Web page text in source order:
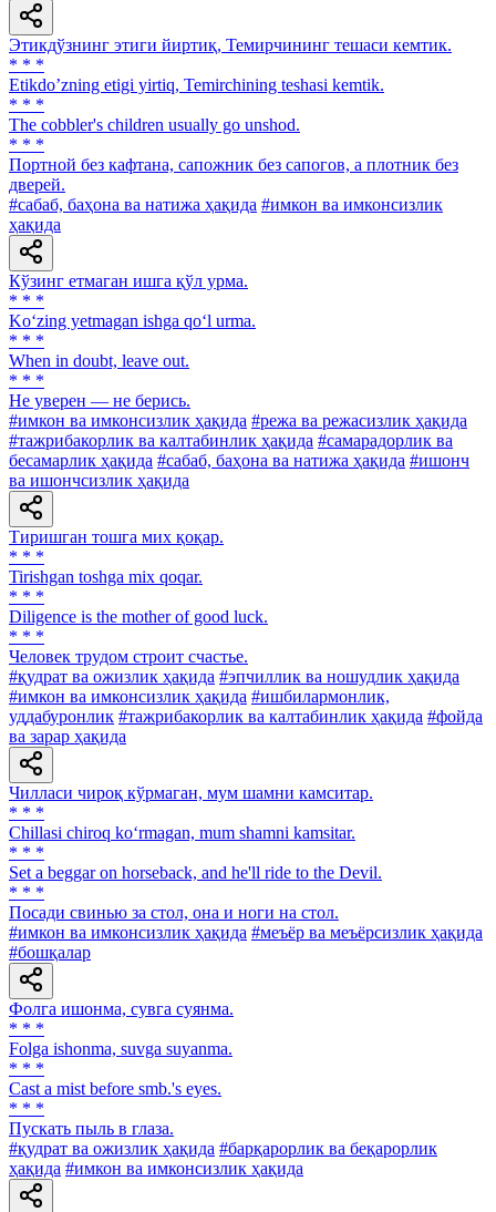
Этикдўзнинг этиги йиртиқ, Темирчининг тешаси кемтик.
* * *
Etikdoʼzning etigi yirtiq, Temirchining teshasi kemtik.
* * *
The cobbler's children usually go unshod.
* * *
Портной без кафтана, сапожник без сапогов, а плотник без
дверей.
#сабаб, баҳона ва натижа ҳақида #имкон ва имконсизлик
ҳақида
Кўзинг етмаган ишга қўл урма.
* * *
Ko‘zing yetmagan ishga qo‘l urma.
* * *
When in doubt, leave out.
* * *
He уверен — не берись.
#имкон ва имконсизлик ҳақида #режа ва режасизлик ҳақида
#тажрибакорлик ва калтабинлик ҳақида #самарадорлик ва
бесамарлик ҳақида #сабаб, баҳона ва натижа ҳақида #ишонч
ва ишончсизлик ҳақида
Тиришган тошга мих қоқар.
* * *
Tirishgan toshga mix qoqar.
* * *
Diligence is the mother of good luck.
* * *
Человек трудом строит счастье.
#қудрат ва ожизлик ҳақида #эпчиллик ва ношудлик ҳақида
#имкон ва имконсизлик ҳақида #ишбилармонлик,
уддабуронлик #тажрибакорлик ва калтабинлик ҳақида #фойда
ва зарар ҳақида
Чилласи чироқ кўрмаган, мум шамни камситар.
* * *
Chillasi chiroq ko‘rmagan, mum shamni kamsitar.
* * *
Set a beggar on horseback, and he'll ride to the Devil.
* * *
Посади свинью за стол, она и ноги на стол.
#имкон ва имконсизлик ҳақида #меъёр ва меъёрсизлик ҳақида
#бошқалар
Фолга ишонма, сувга суянма.
* * *
Folga ishonma, suvga suyanma.
* * *
Cast a mist before smb.'s eyes.
* * *
Пускать пыль в глаза.
#қудрат ва ожизлик ҳақида #барқарорлик ва беқарорлик
ҳақида #имкон ва имконсизлик ҳақида